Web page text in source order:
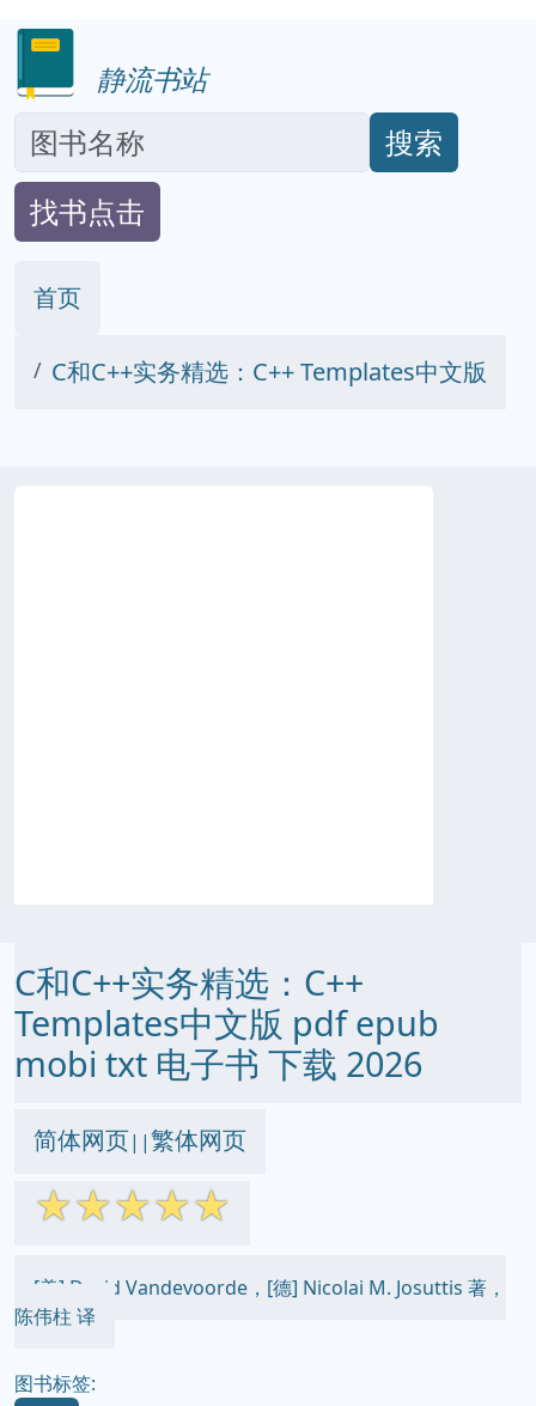
静流书站
搜索
找书点击
首页
C和C++实务精选：C++ Templates中文版
C和C++实务精选：C++
Templates中文版 pdf epub
mobi txt 电子书 下载 2026
简体网页||繁体网页
☆☆☆☆☆
[美] David Vandevoorde，[德] Nicolai M. Josuttis 著，
陈伟柱 译
图书标签: